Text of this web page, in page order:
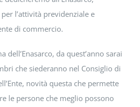
l’attività previdenziale e
di commercio.
dell’Enasarco, da quest’anno sarai
che siederanno nel Consiglio di
novità questa che permette
le persone che meglio possono